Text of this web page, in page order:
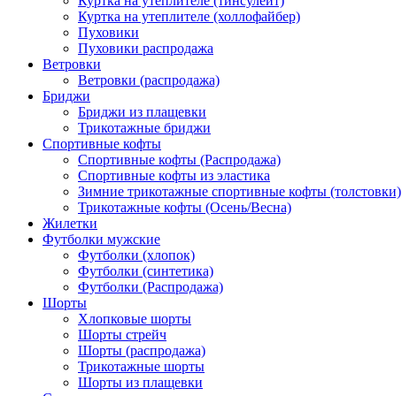
Куртка на утеплителе (холлофайбер)
Пуховики
Пуховики распродажа
Ветровки
Ветровки (распродажа)
Бриджи
Бриджи из плащевки
Трикотажные бриджи
Спортивные кофты
Спортивные кофты (Распродажа)
Спортивные кофты из эластика
Зимние трикотажные спортивные кофты (толстовки)
Трикотажные кофты (Осень/Весна)
Жилетки
Футболки мужские
Футболки (хлопок)
Футболки (синтетика)
Футболки (Распродажа)
Шорты
Хлопковые шорты
Шорты стрейч
Шорты (распродажа)
Трикотажные шорты
Шорты из плащевки